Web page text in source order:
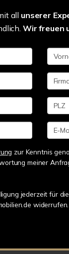
all unserer
Wir freuen
zur Kenntnis
meiner
jederzeit für